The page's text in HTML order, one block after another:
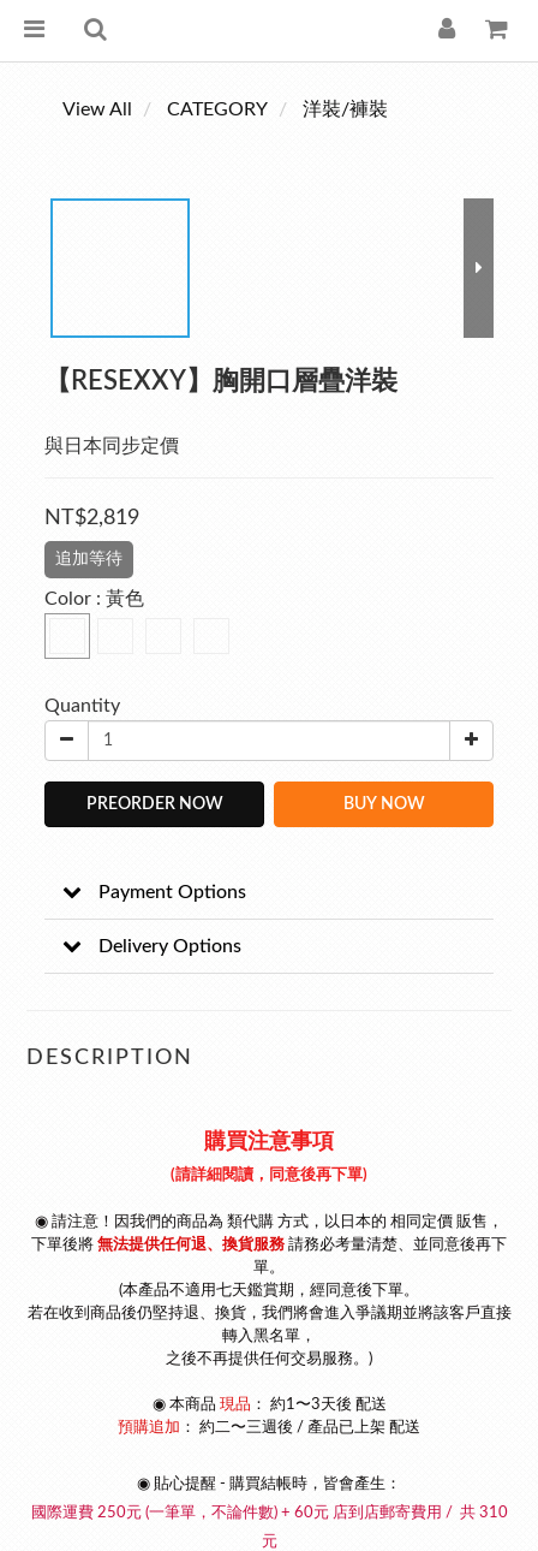
View All CATEGORY 洋裝/褲裝
【RESEXXY】胸開口層疊洋裝
與日本同步定價
NT$2,819
追加等待
Color : 黃色
Quantity
PREORDER NOW BUY NOW
Payment Options
Delivery Options
DESCRIPTION
購買注意事項
(請詳細閱讀，同意後再下單)
◉ 請注意！因我們的商品為 類代購 方式，以 日本的 相同定價 販售，
下單後將 無法提供任何退、換貨服務 請務必考量清楚、並同意後再下
單。
(本產品不適用七天鑑賞期，經同意後下單。
若在收到商品後仍堅持退、換貨，我們將會進入爭議期並將該客戶直接
轉入黑名單，
之後不再提供任何交易服務。)
◉ 本商品 現品 ： 約1〜3天後 配送
預購追加 ： 約二〜三週後 / 產品已上架 配送
◉ 貼心提醒 - 購買結帳時，皆會產生：
國際運費 250元 (一筆單，不論件數) + 60元 店到店郵寄費用 / 共 310
元